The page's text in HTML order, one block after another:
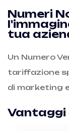
Numeri
tua
Un Numero
tariffazione
di marketing
Vantaggi